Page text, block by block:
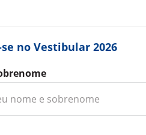
no Vestibular 2026